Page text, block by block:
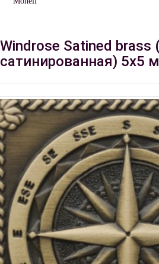
Windrose Satined brass
сатинированная) 5х5